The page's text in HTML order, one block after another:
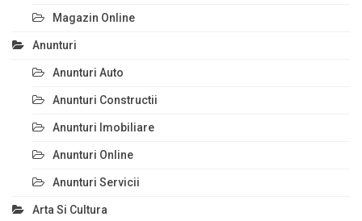
Magazin Online
Anunturi
Anunturi Auto
Anunturi Constructii
Anunturi Imobiliare
Anunturi Online
Anunturi Servicii
Arta Si Cultura